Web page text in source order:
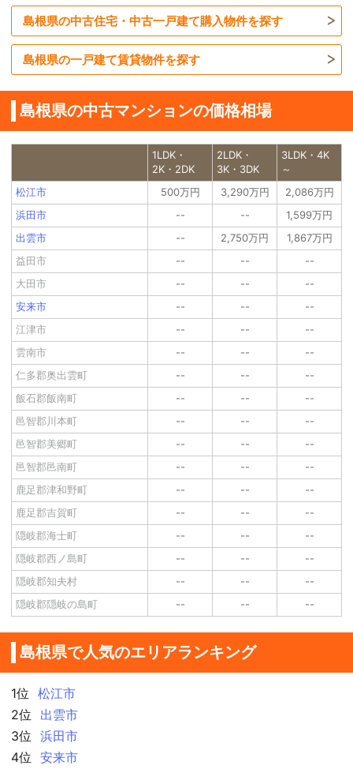
島根県の中古住宅・中古一戸建て購入物件を探す
島根県の一戸建て賃貸物件を探す
島根県の中古マンションの価格相場
1LDK・
2K・2DK
2LDK・
3K・3DK
3LDK・4K
～
松江市
500万円 3,290万円
2,086万円
浜田市
-- --
1,599万円
出雲市
-- 2,750万円
1,867万円
益田市
-- --
--
大田市
-- --
--
安来市
-- --
--
江津市
-- --
--
雲南市
-- --
--
仁多郡奥出雲町
-- --
--
飯石郡飯南町
-- --
--
邑智郡川本町
-- --
--
邑智郡美郷町
-- --
--
邑智郡邑南町
-- --
--
鹿足郡津和野町
-- --
--
鹿足郡吉賀町
-- --
--
隠岐郡海士町
-- --
--
隠岐郡西ノ島町
-- --
--
隠岐郡知夫村
-- --
--
隠岐郡隠岐の島町
-- -- --
島根県で人気のエリアランキング
1位
松江市
2位
出雲市
3位
浜田市
4位
安来市